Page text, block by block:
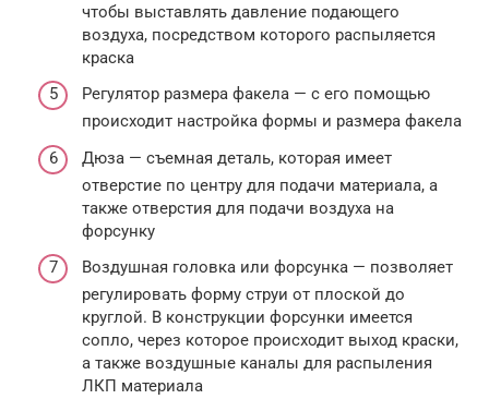
чтобы выставлять давление подающего
воздуха, посредством которого распыляется
краска
Регулятор размера факела — с его помощью
происходит настройка формы и размера факела
Дюза — съемная деталь, которая имеет
отверстие по центру для подачи материала, а
также отверстия для подачи воздуха на
форсунку
Воздушная головка или форсунка — позволяет
регулировать форму струи от плоской до
круглой. В конструкции форсунки имеется
сопло, через которое происходит выход краски,
а также воздушные каналы для распыления
ЛКП материала